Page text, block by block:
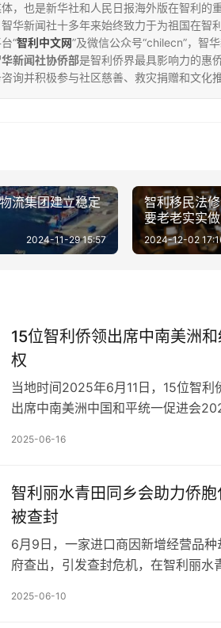
，也是新华社和人民日报海外版在智利的
华新闻社十多年来始终致力于为祖国在智
“智利中文网”及微信公众号“chilecn”，智
新闻社协侨部是智利侨界最具影响力的惠
询并积极参与社区慈善、救灾捐赠和文化
流集团建立稳定
2024-11-29 15:57
智利移民法
要老老实实
2024-12-02
15位智利侨领出席中南美洲
权
当地时间2025年6月11日，15位智利
出席中南美洲中国和平统一促进会
2025-06-16
智利丽水青田同乡会助力侨
被查封
6月9日，一家进口商因新增经营品
府查出，引发查封危机，在智利丽水
2025-06-10